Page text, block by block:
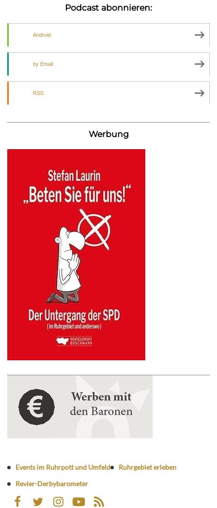
Podcast abonnieren:
Android
by Email
RSS
Werbung
Events im Ruhrpott und Umfeld
Ruhrgebiet erleben
Revier-Derbybarometer